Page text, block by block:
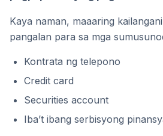
Kaya naman, maaaring
pangalan para sa mga
Kontrata ng telepono
Credit card
Securities account
Iba’t ibang serbisyong